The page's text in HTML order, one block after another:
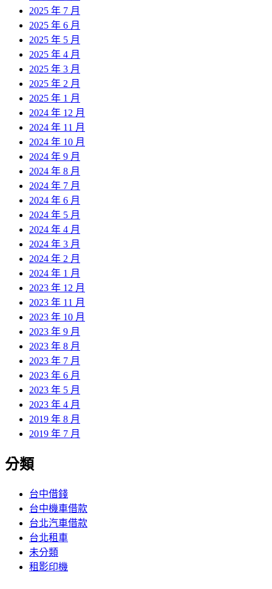
2025 年 7 月
2025 年 6 月
2025 年 5 月
2025 年 4 月
2025 年 3 月
2025 年 2 月
2025 年 1 月
2024 年 12 月
2024 年 11 月
2024 年 10 月
2024 年 9 月
2024 年 8 月
2024 年 7 月
2024 年 6 月
2024 年 5 月
2024 年 4 月
2024 年 3 月
2024 年 2 月
2024 年 1 月
2023 年 12 月
2023 年 11 月
2023 年 10 月
2023 年 9 月
2023 年 8 月
2023 年 7 月
2023 年 6 月
2023 年 5 月
2023 年 4 月
2019 年 8 月
2019 年 7 月
分類
台中借錢
台中機車借款
台北汽車借款
台北租車
未分類
租影印機